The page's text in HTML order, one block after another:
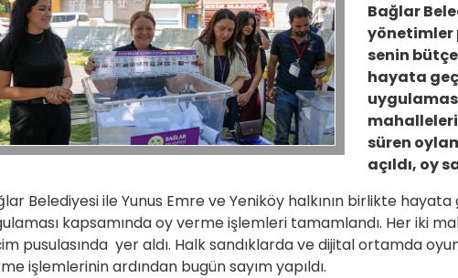
Bağlar
yönetimler
senin
hayata
süren
açıldı, oy
Belediyesi ile Yunus Emre ve Yeniköy halkının birlikte hayata
kapsamında oy verme işlemleri tamamlandı. Her iki
pusulasında yer aldı. Halk sandıklarda ve dijital ortamda
işlemlerinin ardından bugün sayım yapıldı.